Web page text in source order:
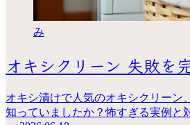
み
オキシクリーン 失敗を
オキシ漬けで人気のオキシクリーン
知っていましたか？怖すぎる実例と